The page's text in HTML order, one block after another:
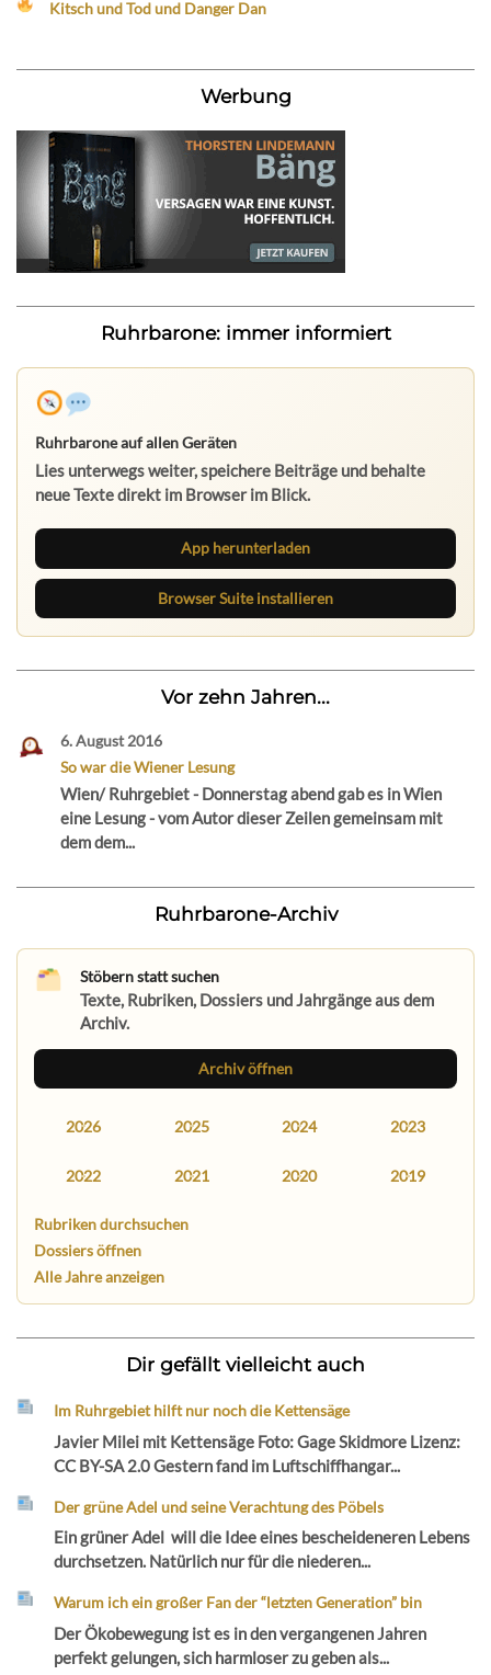
Kitsch und Tod und Danger Dan
Werbung
Ruhrbarone: immer informiert
Ruhrbarone auf allen Geräten
Lies unterwegs weiter, speichere Beiträge und behalte
neue Texte direkt im Browser im Blick.
App herunterladen
Browser Suite installieren
Vor zehn Jahren...
6. August 2016
So war die Wiener Lesung
Wien/ Ruhrgebiet - Donnerstag abend gab es in Wien
eine Lesung - vom Autor dieser Zeilen gemeinsam mit
dem dem...
Ruhrbarone-Archiv
Stöbern statt suchen
Texte, Rubriken, Dossiers und Jahrgänge aus dem
Archiv.
Archiv öffnen
2026 2025 2024 2023
2022 2021 2020 2019
Rubriken durchsuchen
Dossiers öffnen
Alle Jahre anzeigen
Dir gefällt vielleicht auch
Im Ruhrgebiet hilft nur noch die Kettensäge
Javier Milei mit Kettensäge Foto: Gage Skidmore Lizenz:
CC BY-SA 2.0 Gestern fand im Luftschiffhangar...
Der grüne Adel und seine Verachtung des Pöbels
Ein grüner Adel will die Idee eines bescheideneren Lebens
durchsetzen. Natürlich nur für die niederen...
Warum ich ein großer Fan der “letzten Generation” bin
Der Ökobewegung ist es in den vergangenen Jahren
perfekt gelungen, sich harmloser zu geben als...